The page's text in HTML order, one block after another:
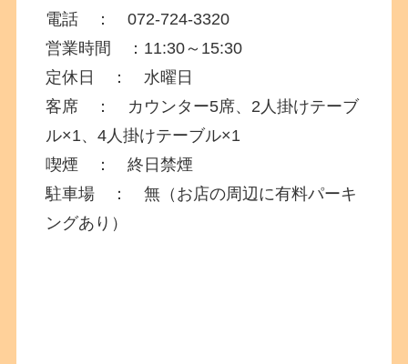
電話 ： 072-724-3320
営業時間 ：11:30～15:30
定休日 ： 水曜日
客席 ： カウンター5席、2人掛けテーブ
ル×1、4人掛けテーブル×1
喫煙 ： 終日禁煙
駐車場 ： 無（お店の周辺に有料パーキ
ングあり）